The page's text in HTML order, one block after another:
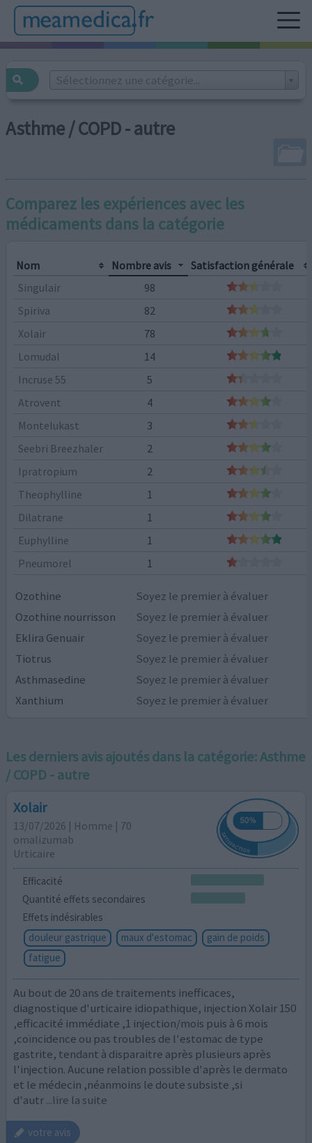
Sélectionnez une catégorie...
Asthme / COPD - autre
Comparez les expériences avec les
médicaments dans la catégorie
Nom Nombre avis
Satisfaction générale
Singulair
98
Spiriva
82
Xolair
78
Lomudal
14
Incruse 55
5
Atrovent
4
Montelukast
3
Seebri Breezhaler
2
Ipratropium
2
Theophylline
1
Dilatrane
1
Euphylline
1
Pneumorel
1
Ozothine
Soyez le premier à évaluer
Ozothine nourrisson
Soyez le premier à évaluer
Eklira Genuair
Soyez le premier à évaluer
Tiotrus
Soyez le premier à évaluer
Asthmasedine
Soyez le premier à évaluer
Xanthium
Soyez le premier à évaluer
Les derniers avis ajoutés dans la catégorie:Asthme
/ COPD - autre
Xolair
13/07/2026 | Homme | 70
omalizumab
Urticaire
Efficacité
Quantité effets secondaires
Effets indésirables
douleur gastrique
maux d'estomac
gain de poids
fatigue
Au bout de 20 ans de traitements inefficaces,
diagnostique d'urticaire idiopathique, injection Xolair 150
,efficacité immédiate ,1 injection/mois puis à 6 mois
,coïncidence ou pas troubles de l'estomac de type
gastrite, tendant à disparaitre après plusieurs après
l'injection. Aucune relation possible d'après le dermato
et le médecin ,néanmoins le doute subsiste ,si
d'autr...lire la suite
votre avis